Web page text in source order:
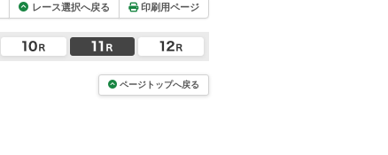
レース選択へ戻る 印刷用ページ
ページトップへ戻る